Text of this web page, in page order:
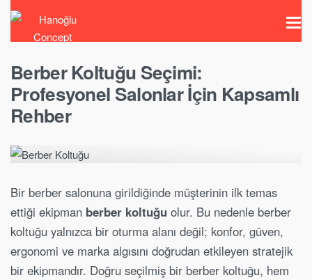
Berber Koltuğu Seçimi:
Profesyonel Salonlar İçin Kapsamlı
Rehber
Bir berber salonuna girildiğinde müşterinin ilk temas
ettiği ekipman berber koltuğu olur. Bu nedenle berber
koltuğu yalnızca bir oturma alanı değil; konfor, güven,
ergonomi ve marka algısını doğrudan etkileyen stratejik
bir ekipmandır. Doğru seçilmiş bir berber koltuğu, hem